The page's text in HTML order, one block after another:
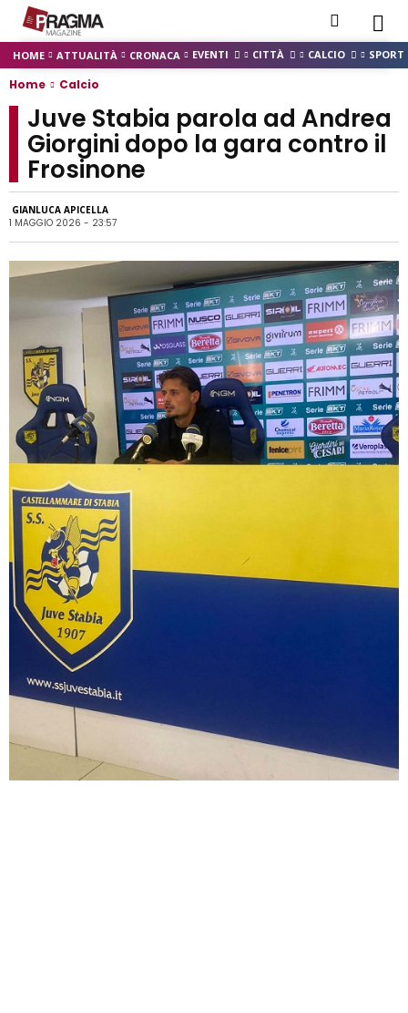
HOME ATTUALITÀ CRONACA EVENTI CITTÀ CALCIO SPORT
Home Calcio
Juve Stabia parola ad Andrea
Giorgini dopo la gara contro il
Frosinone
GIANLUCA APICELLA
1 MAGGIO 2026 - 23:57